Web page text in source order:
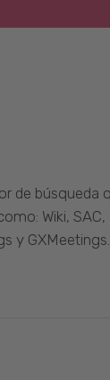
de búsqueda
Wiki, SAC,
y GXMeetings.